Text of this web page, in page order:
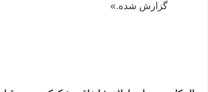
گزارش شده.»